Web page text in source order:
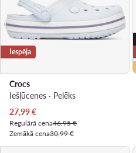
Iespēja
Crocs
Iešļūcenes · Pelēks
Pašreizējā cena
27,99€
Regulārā cena46,95 €
Zemākā cena30,99 €